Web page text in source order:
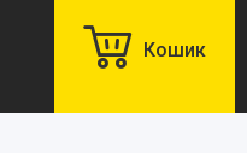
Кошик